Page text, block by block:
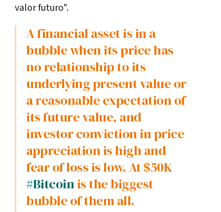
valor futuro".
A financial asset is in a
bubble when its price has
no relationship to its
underlying present value or
a reasonable expectation of
its future value, and
investor conviction in price
appreciation is high and
fear of loss is low. At $50K
#Bitcoinis the biggest
bubble of them all.